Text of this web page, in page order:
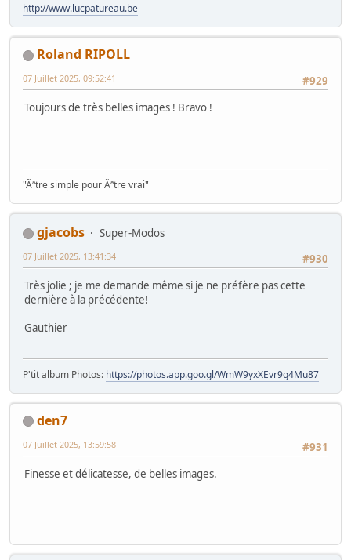
http://www.lucpatureau.be
Roland RIPOLL
#929
07 Juillet 2025, 09:52:41
Toujours de très belles images ! Bravo !
"Ãªtre simple pour Ãªtre vrai"
gjacobs
Super-Modos
#930
07 Juillet 2025, 13:41:34
Très jolie ; je me demande même si je ne préfère pas cette
dernière à la précédente!
Gauthier
P'tit album Photos: https://photos.app.goo.gl/WmW9yxXEvr9g4Mu87
den7
#931
07 Juillet 2025, 13:59:58
Finesse et délicatesse, de belles images.